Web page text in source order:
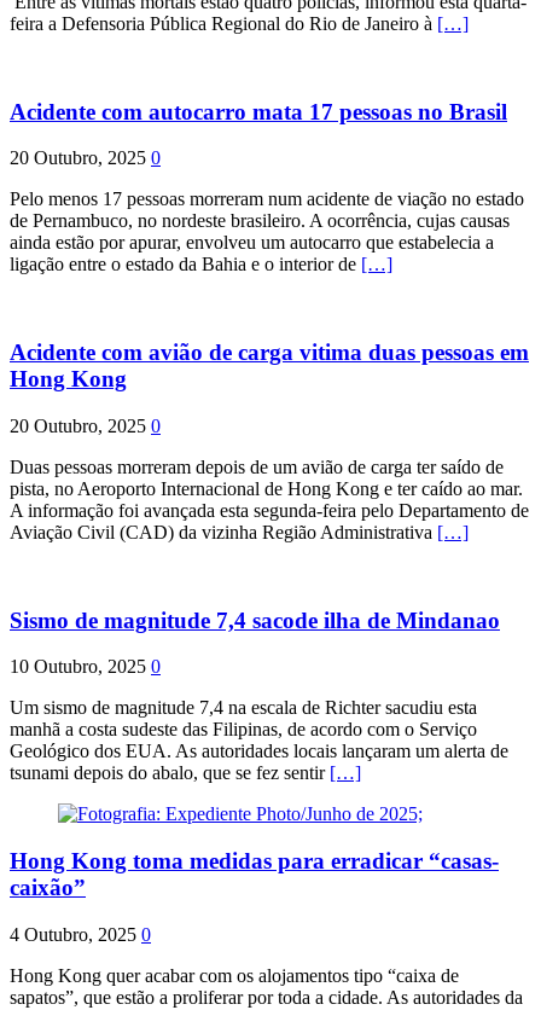
feira a Defensoria Pública Regional do Rio de Janeiro à […]
Acidente com autocarro mata 17 pessoas no Brasil
20 Outubro, 2025 0
Pelo menos 17 pessoas morreram num acidente de viação no estado
de Pernambuco, no nordeste brasileiro. A ocorrência, cujas causas
ainda estão por apurar, envolveu um autocarro que estabelecia a
ligação entre o estado da Bahia e o interior de […]
Acidente com avião de carga vitima duas pessoas em
Hong Kong
20 Outubro, 2025 0
Duas pessoas morreram depois de um avião de carga ter saído de
pista, no Aeroporto Internacional de Hong Kong e ter caído ao mar.
A informação foi avançada esta segunda-feira pelo Departamento de
Aviação Civil (CAD) da vizinha Região Administrativa […]
Sismo de magnitude 7,4 sacode ilha de Mindanao
10 Outubro, 2025 0
Um sismo de magnitude 7,4 na escala de Richter sacudiu esta
manhã a costa sudeste das Filipinas, de acordo com o Serviço
Geológico dos EUA. As autoridades locais lançaram um alerta de
tsunami depois do abalo, que se fez sentir […]
Hong Kong toma medidas para erradicar “casas-
caixão”
4 Outubro, 2025 0
Hong Kong quer acabar com os alojamentos tipo “caixa de
sapatos”, que estão a proliferar por toda a cidade. As autoridades da